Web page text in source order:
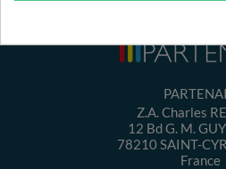
Z.A. Charles
12 Bd G. M.
78210SAINT-
France